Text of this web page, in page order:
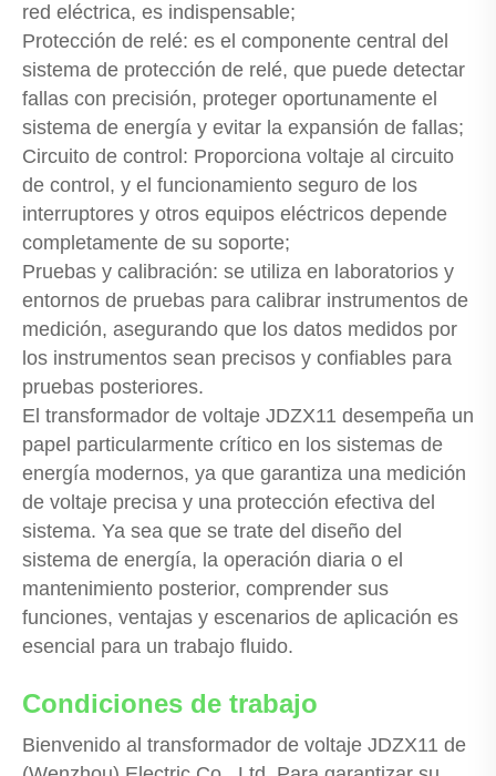
red eléctrica, es indispensable;
Protección de relé: es el componente central del
sistema de protección de relé, que puede detectar
fallas con precisión, proteger oportunamente el
sistema de energía y evitar la expansión de fallas;
Circuito de control: Proporciona voltaje al circuito
de control, y el funcionamiento seguro de los
interruptores y otros equipos eléctricos depende
completamente de su soporte;
Pruebas y calibración: se utiliza en laboratorios y
entornos de pruebas para calibrar instrumentos de
medición, asegurando que los datos medidos por
los instrumentos sean precisos y confiables para
pruebas posteriores.
El transformador de voltaje JDZX11 desempeña un
papel particularmente crítico en los sistemas de
energía modernos, ya que garantiza una medición
de voltaje precisa y una protección efectiva del
sistema. Ya sea que se trate del diseño del
sistema de energía, la operación diaria o el
mantenimiento posterior, comprender sus
funciones, ventajas y escenarios de aplicación es
esencial para un trabajo fluido.
Condiciones de trabajo
Bienvenido al transformador de voltaje JDZX11 de